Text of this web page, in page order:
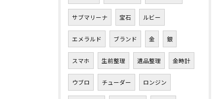
サブマリーナ 宝石 ルビー
エメラルド ブランド 金 銀
スマホ 生前整理 遺品整理 金時計
ウブロ チューダー ロンジン